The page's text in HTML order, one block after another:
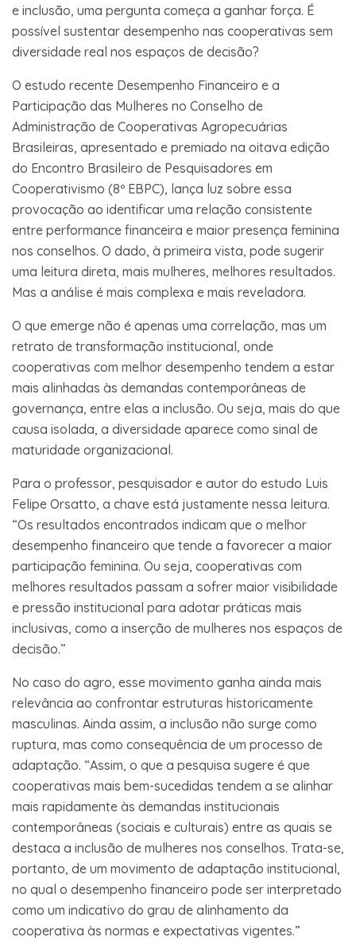
e inclusão, uma pergunta começa a ganhar força. É
possível sustentar desempenho nas cooperativas sem
diversidade real nos espaços de decisão?
O estudo recente Desempenho Financeiro e a
Participação das Mulheres no Conselho de
Administração de Cooperativas Agropecuárias
Brasileiras, apresentado e premiado na oitava edição
do Encontro Brasileiro de Pesquisadores em
Cooperativismo (8º EBPC), lança luz sobre essa
provocação ao identificar uma relação consistente
entre performance financeira e maior presença feminina
nos conselhos. O dado, à primeira vista, pode sugerir
uma leitura direta, mais mulheres, melhores resultados.
Mas a análise é mais complexa e mais reveladora.
O que emerge não é apenas uma correlação, mas um
retrato de transformação institucional, onde
cooperativas com melhor desempenho tendem a estar
mais alinhadas às demandas contemporâneas de
governança, entre elas a inclusão. Ou seja, mais do que
causa isolada, a diversidade aparece como sinal de
maturidade organizacional.
Para o professor, pesquisador e autor do estudo Luis
Felipe Orsatto, a chave está justamente nessa leitura.
“Os resultados encontrados indicam que o melhor
desempenho financeiro que tende a favorecer a maior
participação feminina. Ou seja, cooperativas com
melhores resultados passam a sofrer maior visibilidade
e pressão institucional para adotar práticas mais
inclusivas, como a inserção de mulheres nos espaços de
decisão.”
No caso do agro, esse movimento ganha ainda mais
relevância ao confrontar estruturas historicamente
masculinas. Ainda assim, a inclusão não surge como
ruptura, mas como consequência de um processo de
adaptação. “Assim, o que a pesquisa sugere é que
cooperativas mais bem-sucedidas tendem a se alinhar
mais rapidamente às demandas institucionais
contemporâneas (sociais e culturais) entre as quais se
destaca a inclusão de mulheres nos conselhos. Trata-se,
portanto, de um movimento de adaptação institucional,
no qual o desempenho financeiro pode ser interpretado
como um indicativo do grau de alinhamento da
cooperativa às normas e expectativas vigentes.”